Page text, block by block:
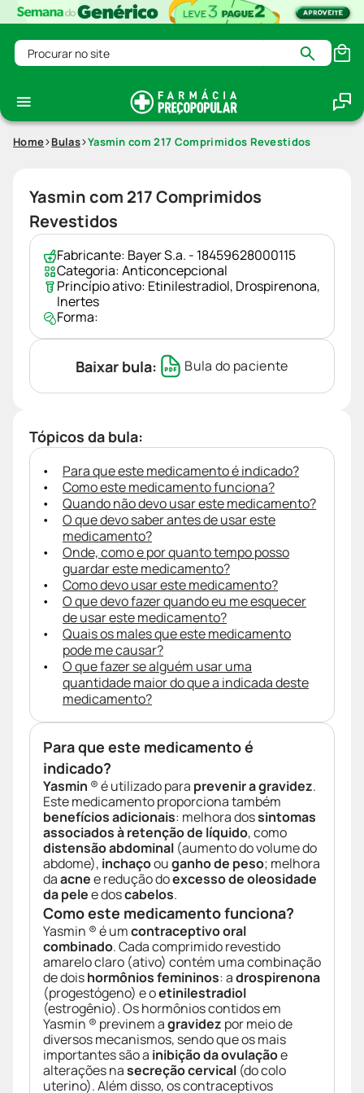
Procurar no site
Home Bulas Yasmin com 217 Comprimidos Revestidos
Yasmin com 217 Comprimidos
Revestidos
Fabricante: Bayer S.a. - 18459628000115
Categoria:Anticoncepcional
Princípio ativo: Etinilestradiol, Drospirenona,
Inertes
Forma:
Baixar bula: Bula do paciente
Tópicos da bula:
Para que este medicamento é indicado?
Como este medicamento funciona?
Quando não devo usar este medicamento?
O que devo saber antes de usar este
medicamento?
Onde, como e por quanto tempo posso
guardar este medicamento?
Como devo usar este medicamento?
O que devo fazer quando eu me esquecer
de usar este medicamento?
Quais os males que este medicamento
pode me causar?
O que fazer se alguém usar uma
quantidade maior do que a indicada deste
medicamento?
Para que este medicamento é
indicado?
Yasmin ® é utilizado para prevenir a gravidez.
Este medicamento proporciona também
benefícios adicionais: melhora dossintomas
associados à retenção de líquido, como
distensão abdominal (aumento do volume do
abdome), inchaçoouganho de peso; melhora
daacnee redução doexcesso de oleosidade
da pelee doscabelos.
Como este medicamento funciona?
Yasmin ® é umcontraceptivo oral
combinado. Cada comprimido revestido
amarelo claro (ativo) contém uma combinação
de doishormônios femininos: adrospirenona
(progestógeno) e oetinilestradiol
(estrogênio). Os hormônios contidos em
Yasmin ® previnem agravidez por meio de
diversos mecanismos, sendo que os mais
importantes são a inibição da ovulaçãoe
alterações nasecreção cervical (do colo
uterino). Além disso, os contraceptivos